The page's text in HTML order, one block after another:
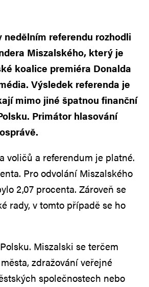
referendu rozhodli
Miszalského, který je
koalice premiéra Donalda
Výsledek referenda je
mimo jiné špatnou finanční
Primátor hlasování
voličů a referendum je platné.
Pro odvolání Miszalského
2,07 procenta. Zároveň se
rady, v tomto případě se ho
Miszalski se terčem
zdražování veřejné
společnostech nebo